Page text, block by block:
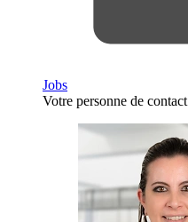
Jobs
Votre personne de contact